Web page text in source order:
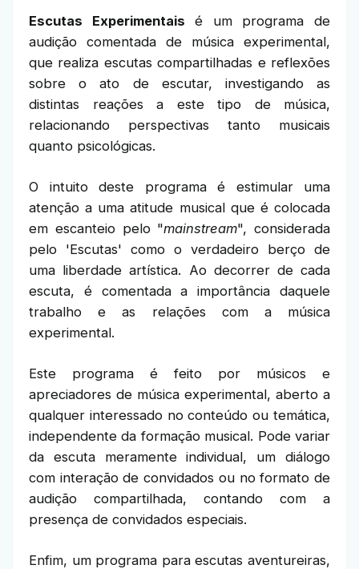
Escutas Experimentais é um programa de
audição comentada de música experimental,
que realiza escutas compartilhadas e reflexões
sobre o ato de escutar, investigando as
distintas reações a este tipo de música,
relacionando perspectivas tanto musicais
quanto psicológicas.
O intuito deste programa é estimular uma
atenção a uma atitude musical que é colocada
em escanteio pelo "mainstream", considerada
pelo 'Escutas' como o verdadeiro berço de
uma liberdade artística. Ao decorrer de cada
escuta, é comentada a importância daquele
trabalho e as relações com a música
experimental.
Este programa é feito por músicos e
apreciadores de música experimental, aberto a
qualquer interessado no conteúdo ou temática,
independente da formação musical. Pode variar
da escuta meramente individual, um diálogo
com interação de convidados ou no formato de
audição compartilhada, contando com a
presença de convidados especiais.
Enfim, um programa para escutas aventureiras,